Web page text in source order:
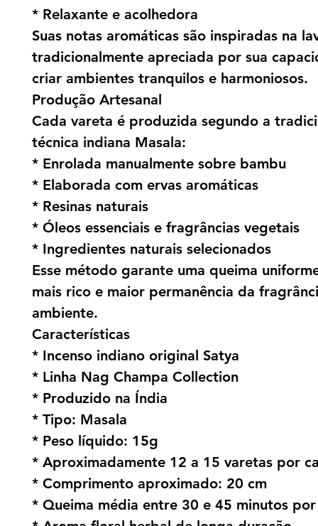
* Relaxante e acolhedora
Suas notas aromáticas são inspiradas na
tradicionalmente apreciada por sua
criar ambientes tranquilos e harmoniosos.
Produção Artesanal
Cada vareta é produzida segundo a
técnica indiana Masala:
* Enrolada manualmente sobre bambu
* Elaborada com ervas aromáticas
* Resinas naturais
* Óleos essenciais e fragrâncias vegetais
* Ingredientes naturais selecionados
Esse método garante uma queima
mais rico e maior permanência da
ambiente.
Características
* Incenso indiano original Satya
* Linha Nag Champa Collection
* Produzido na Índia
* Tipo: Masala
* Peso líquido: 15g
* Aproximadamente 12 a 15 varetas por
* Comprimento aproximado: 20 cm
* Queima média entre 30 e 45 minutos